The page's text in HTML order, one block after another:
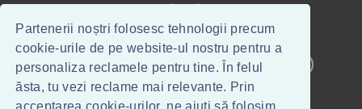
Partenerii noștri folosesc tehnologii precum
cookie-urile de pe website-ul nostru pentru a
personaliza reclamele pentru tine. În felul
ăsta, tu vezi reclame mai relevante. Prin
acceptarea cookie-urilor, ne ajuți să folosim
Betting Tips
CONTACT WEBMASTERI